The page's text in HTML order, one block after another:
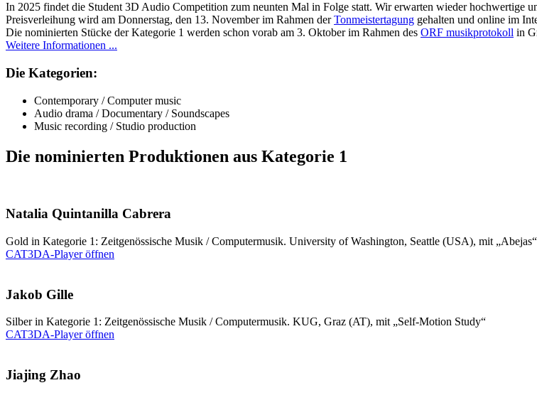
In 2025 findet die Student 3D Audio Competition zum neunten Mal in Folge statt. Wir erwarten wieder hochwertige
Preisverleihung wird am Donnerstag, den 13. November im Rahmen derTonmeistertagung gehalten und online im
Die nominierten Stücke der Kategorie 1 werden schon vorab am 3. Oktober im Rahmen des ORF musikprotokoll in
Weitere Informationen ...
Die Kategorien:
Contemporary / Computer music
Audio drama / Documentary / Soundscapes
Music recording / Studio production
Die nominierten Produktionen aus Kategorie 1
Natalia Quintanilla Cabrera
Gold in Kategorie 1: Zeitgenössische Musik / Computermusik. University of Washington, Seattle (USA), mit
CAT3DA-Player öffnen
Jakob Gille
Silber in Kategorie 1: Zeitgenössische Musik / Computermusik. KUG, Graz (AT), mit „Self-Motion Study“
CAT3DA-Player öffnen
Jiajing Zhao